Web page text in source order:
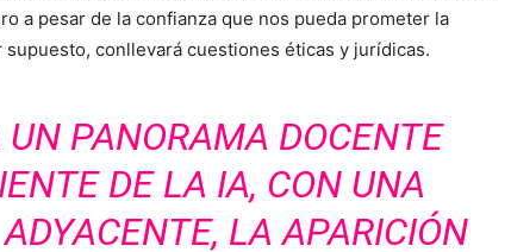
a pesar de la confianza que nos pueda prometer la
conllevará cuestiones éticas y jurídicas.
PANORAMA DOCENTE
DE LA IA, CON UNA
LA APARICIÓN